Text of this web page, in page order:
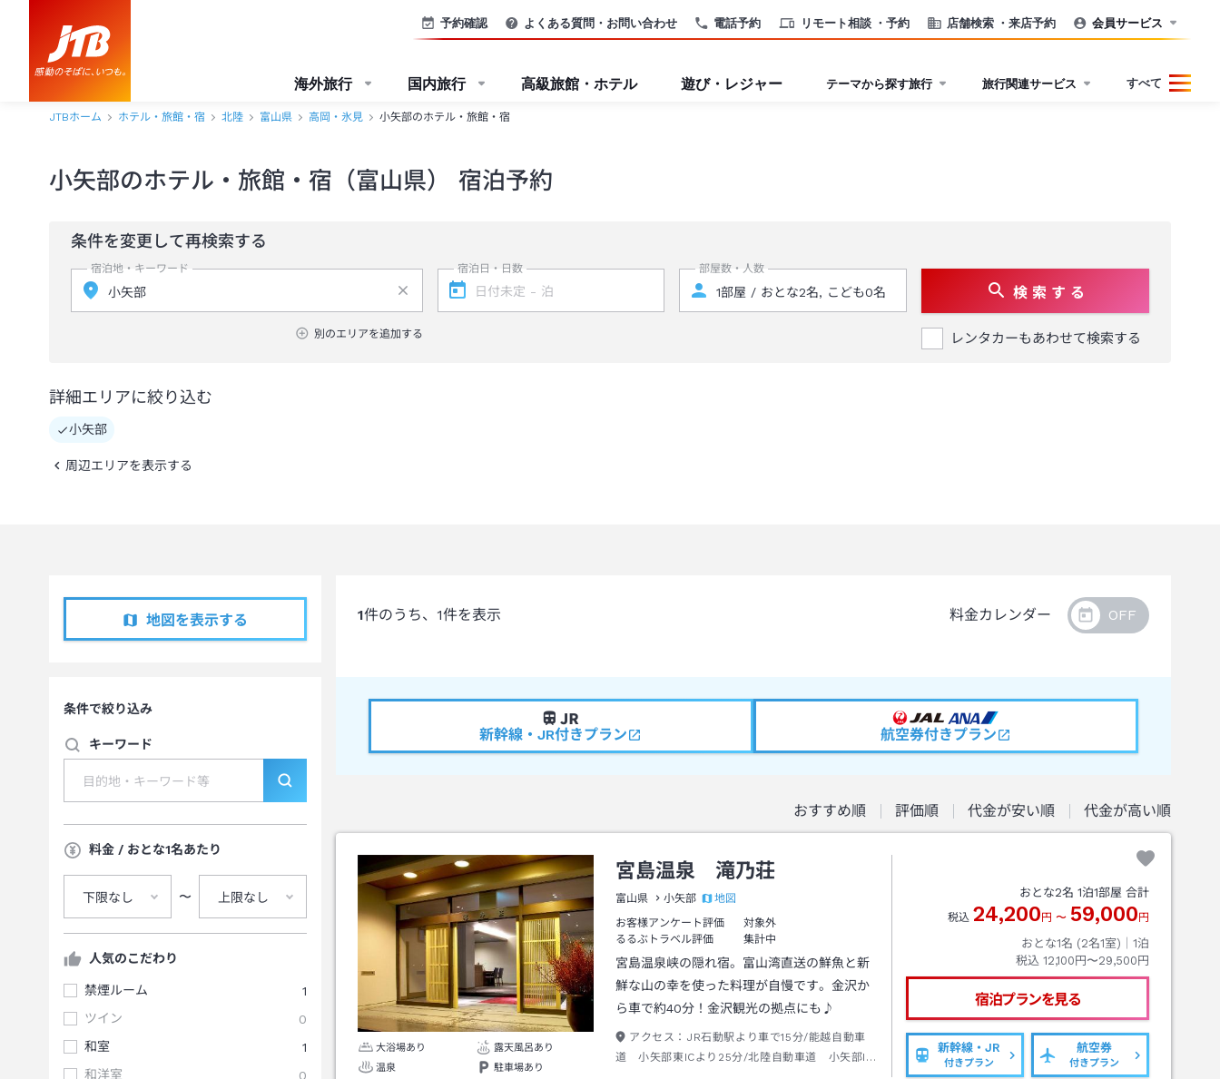
電話予約 リモート相談 ・予約 店舗検索 ・来店予約
予約確認 よくある質問・お問い合わせ 会員サービス
海外旅行 国内旅行 高級旅館・ホテル 遊び・レジャー テーマから探す旅行 旅行関連サービス すべて
JTBホーム ホテル・旅館・宿 北陸 富山県 高岡・氷見 小矢部のホテル・旅館・宿
小矢部のホテル・旅館・宿（富山県） 宿泊予約
条件を変更して再検索する
宿泊地・キーワード
別のエリアを追加する
宿泊日・日数 部屋数・人数
検 索 す る
レンタカーもあわせて検索する
詳細エリアに絞り込む
小矢部
周辺エリアを表示する
地図を表示する
条件で絞り込み
キーワード
料金 / おとな1名あたり
下限なし 〜 上限なし
人気のこだわり
禁煙ルーム
1
ツイン
0
和室
1
和洋室
0
1件のうち、 1件を表示 料金カレンダー
新幹線・JR付きプラン 航空券付きプラン
おすすめ順 評価順 代金が安い順 代金が高い順
大浴場あり
露天風呂あり
温泉
駐車場あり
宮島温泉 滝乃荘
富山県 小矢部
地図
お客様アンケート評価
対象外
るるぶトラベル評価
集計中
宮島温泉峡の隠れ宿。富山湾直送の鮮魚と新
鮮な山の幸を使った料理が自慢です。金沢か
ら車で約40分！金沢観光の拠点にも♪
アクセス： JR石動駅より車で15分/能越自動車
道 小矢部東ICより25分/北陸自動車道 小矢部IC
おとな2名 1泊1部屋 合計
税込 24,200 円 〜 59,000 円
おとな1名 (2名1室)｜ 1泊
税込 12,100円〜29,500円
宿泊プランを見る
新幹線・JR
付きプラン
航空券
付きプラン